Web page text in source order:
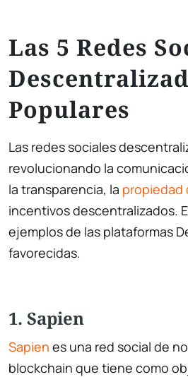
Las 5 Redes
Populares
Las redes sociales
revolucionando la
la transparencia, la propiedad
incentivos descentralizados.
ejemplos de las plataformas
favorecidas.
1. Sapien
Sapien es una red social de
blockchain que tiene como